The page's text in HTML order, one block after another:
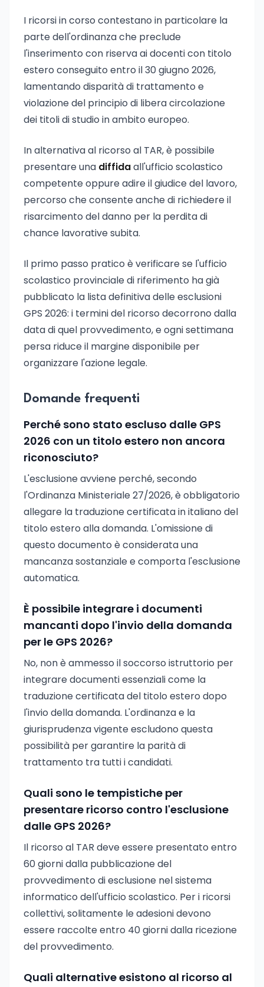
I ricorsi in corso contestano in particolare la
parte dell'ordinanza che preclude
l'inserimento con riserva ai docenti con titolo
estero conseguito entro il 30 giugno 2026,
lamentando disparità di trattamento e
violazione del principio di libera circolazione
dei titoli di studio in ambito europeo.
In alternativa al ricorso al TAR, è possibile
presentare una diffidaall'ufficio scolastico
competente oppure adire il giudice del lavoro,
percorso che consente anche di richiedere il
risarcimento del danno per la perdita di
chance lavorative subita.
Il primo passo pratico è verificare se l'ufficio
scolastico provinciale di riferimento ha già
pubblicato la lista definitiva delle esclusioni
GPS 2026: i termini del ricorso decorrono dalla
data di quel provvedimento, e ogni settimana
persa riduce il margine disponibile per
organizzare l'azione legale.
Domande frequenti
Perché sono stato escluso dalle GPS
2026 con un titolo estero non ancora
riconosciuto?
L'esclusione avviene perché, secondo
l'Ordinanza Ministeriale 27/2026, è obbligatorio
allegare la traduzione certificata in italiano del
titolo estero alla domanda. L'omissione di
questo documento è considerata una
mancanza sostanziale e comporta l'esclusione
automatica.
È possibile integrare i documenti
mancanti dopo l'invio della domanda
per le GPS 2026?
No, non è ammesso il soccorso istruttorio per
integrare documenti essenziali come la
traduzione certificata del titolo estero dopo
l'invio della domanda. L'ordinanza e la
giurisprudenza vigente escludono questa
possibilità per garantire la parità di
trattamento tra tutti i candidati.
Quali sono le tempistiche per
presentare ricorso contro l'esclusione
dalle GPS 2026?
Il ricorso al TAR deve essere presentato entro
60 giorni dalla pubblicazione del
provvedimento di esclusione nel sistema
informatico dell'ufficio scolastico. Per i ricorsi
collettivi, solitamente le adesioni devono
essere raccolte entro 40 giorni dalla ricezione
del provvedimento.
Quali alternative esistono al ricorso al